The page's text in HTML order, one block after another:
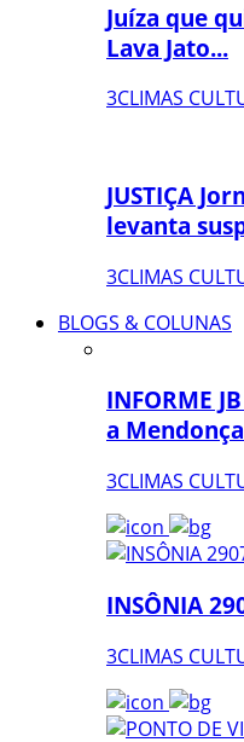
Juíza que
Lava Jato...
3CLIMAS
JUSTIÇA
levanta
3CLIMAS
BLOGS & COLUNAS
INFORME
a
3CLIMAS
INSÔNIA
3CLIMAS